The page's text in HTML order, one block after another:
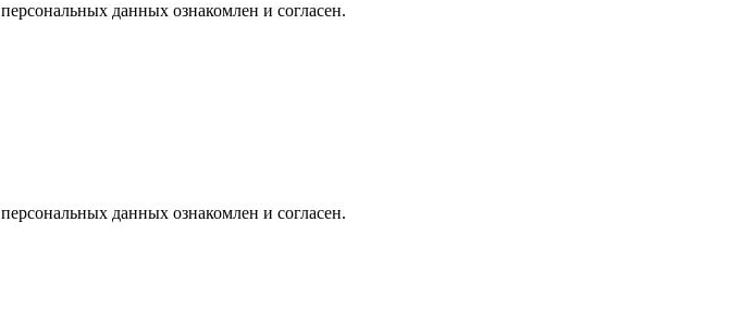
данных ознакомлен и согласен.
данных ознакомлен и согласен.